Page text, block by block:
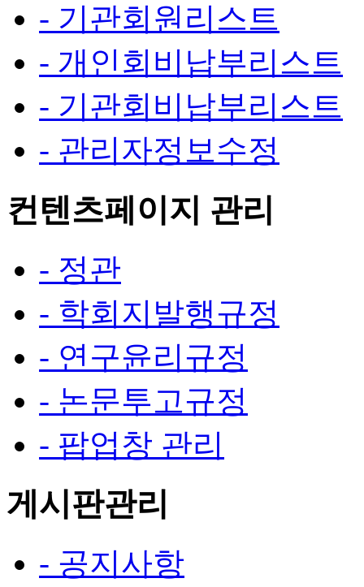
- 기관회원리스트
- 개인회비납부리스트
- 기관회비납부리스트
- 관리자정보수정
컨텐츠페이지 관리
- 정관
- 학회지발행규정
- 연구윤리규정
- 논문투고규정
- 팝업창 관리
게시판관리
- 공지사항